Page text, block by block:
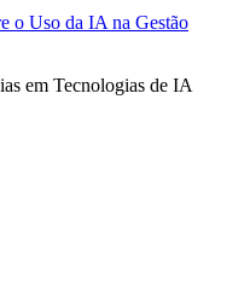
o Uso da IA na Gestão
em Tecnologias de IA